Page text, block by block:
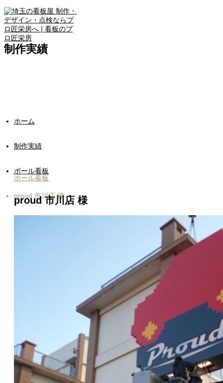
制作実績
ホーム
制作実績
ポール看板
proud 市川店 様
ポール看板
proud 市川店 様